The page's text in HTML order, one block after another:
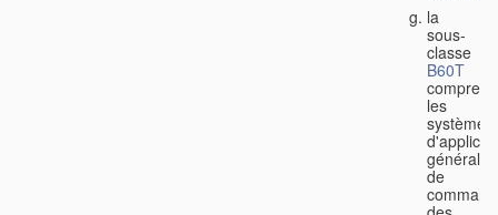
la
sous-
classe
B60T
comprend
les
systèmes
générale
de